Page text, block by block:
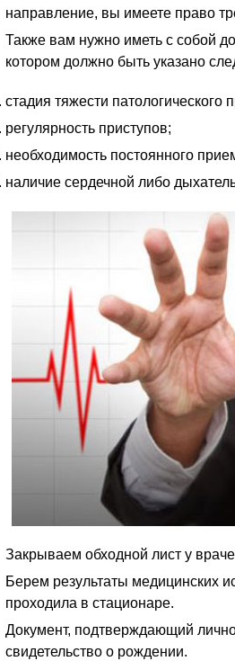
направление, вы имеете право
Также вам нужно иметь с собой
котором должно быть указано
стадия тяжести патологического
регулярность приступов;
необходимость постоянного
наличие сердечной либо
Закрываем обходной лист у
Берем результаты медицинских
проходила в стационаре.
Документ, подтверждающий
свидетельство о рождении.